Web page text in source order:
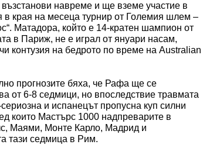
навреме и ще вземе участие в
в края на месеца турнир от Големия шлем –
Матадора, който е 14-кратен шампион от
в Париж, не е играл от януари насам,
контузия на бедрото по време на Australian
прогнозите бяха, че Рафа ще се
от 6-8 седмици, но впоследствие травмата
и испанецът пропусна куп силни
които Мастърс 1000 надпреварите в
Маями, Монте Карло, Мадрид и
тази седмица в Рим.